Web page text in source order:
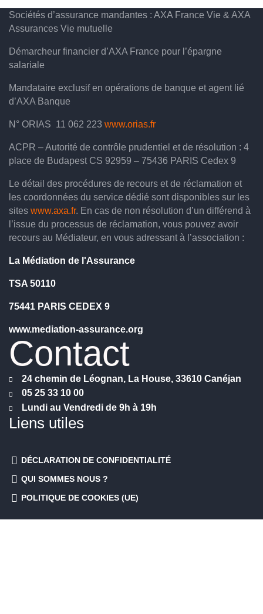
Sociétés d’assurance mandantes : AXA France Vie & AXA
Assurances Vie mutuelle
Démarcheur financier d’AXA France pour l’épargne
salariale
Mandataire exclusif en opérations de banque et agent lié
d’AXA Banque
N° ORIAS 11 062 223 www.orias.fr
ACPR – Autorité de contrôle prudentiel et de résolution : 4
place de Budapest CS 92959 – 75436 PARIS Cedex 9
Le détail des procédures de recours et de réclamation et
les coordonnées du service dédié sont disponibles sur les
sites www.axa.fr. En cas de non résolution d’un différend à
l’issue du processus de réclamation, vous pouvez avoir
recours au Médiateur, en vous adressant à l’association :
La Médiation de l'Assurance
TSA 50110
75441 PARIS CEDEX 9
www.mediation-assurance.org
Contact
24 chemin de Léognan, La House, 33610 Canéjan
05 25 33 10 00
Lundi au Vendredi de 9h à 19h
Liens utiles
DÉCLARATION DE CONFIDENTIALITÉ
QUI SOMMES NOUS ?
POLITIQUE DE COOKIES (UE)